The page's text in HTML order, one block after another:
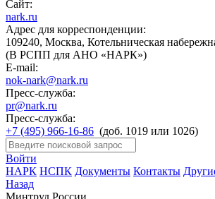
Сайт:
nark.ru
Адрес для корреспонденции:
109240, Москва, Котельническая
(В РСПП для АНО «НАРК»)
E-mail:
nok-nark@nark.ru
Пресс-служба:
pr@nark.ru
Пресс-служба:
+7 (495) 966-16-86 (доб. 1019 или 1026)
Войти
НАРК НСПК Документы Контакты
Назад
Минтруд России